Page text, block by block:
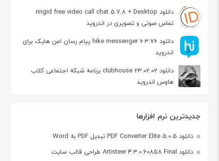
دانلود ringid free video call chat 5.7.8 + Desktop
تماس صوتی و تصویری در اندروید
دانلود hike messenger 6.3.76 پیام‌ رسان‌ امن هایک برای
اندروید
دانلود clubhouse 23.02.02 برنامه شبکه اجتماعی کلاب
هاوس اندروید
جدیدترین نرم افزارها
دانلود PDF Converter Elite 5.0.5 تبدیل PDF به Word
دانلود Artisteer 4.3.0.60858 Final طراحی قالب سایت